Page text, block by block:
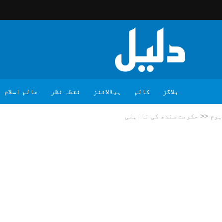
بلاگز کالم ہیڈلائنز نقطہ نظر عالم اسلام
ہوم << حکومت سندھ کی نااہلی